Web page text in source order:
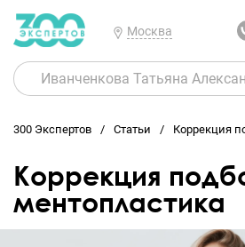
Москва
300 Экспертов Статьи Коррекция
Коррекция
ментопластика